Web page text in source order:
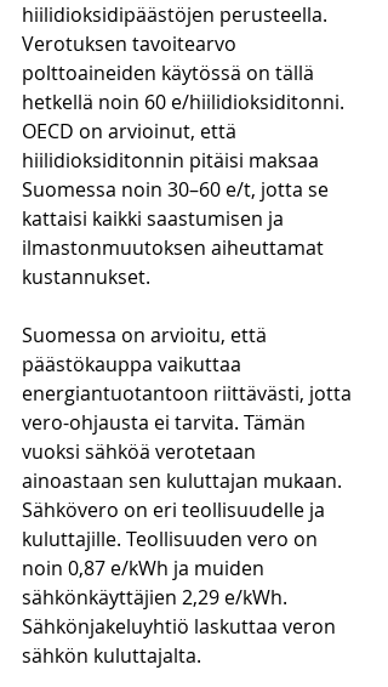
hiilidioksidipäästöjen perusteella.
Verotuksen tavoitearvo
polttoaineiden käytössä on tällä
hetkellä noin 60 e/hiilidioksiditonni.
OECD on arvioinut, että
hiilidioksiditonnin pitäisi maksaa
Suomessa noin 30–60 e/t, jotta se
kattaisi kaikki saastumisen ja
ilmastonmuutoksen aiheuttamat
kustannukset.
Suomessa on arvioitu, että
päästökauppa vaikuttaa
energiantuotantoon riittävästi, jotta
vero-ohjausta ei tarvita. Tämän
vuoksi sähköä verotetaan
ainoastaan sen kuluttajan mukaan.
Sähkövero on eri teollisuudelle ja
kuluttajille. Teollisuuden vero on
noin 0,87 e/kWh ja muiden
sähkönkäyttäjien 2,29 e/kWh.
Sähkönjakeluyhtiö laskuttaa veron
sähkön kuluttajalta.